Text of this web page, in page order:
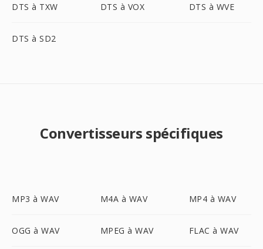
DTS à TXW DTS à VOX DTS à WVE
DTS à SD2
Convertisseurs spécifiques
MP3 à WAV M4A à WAV MP4 à WAV
OGG à WAV MPEG à WAV FLAC à WAV